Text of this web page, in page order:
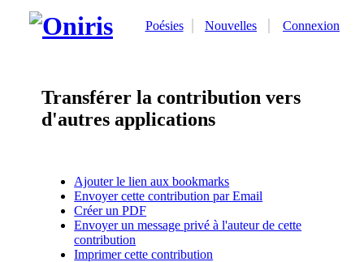
Poésies Nouvelles Connexion
Transférer la contribution vers
d'autres applications
Ajouter le lien aux bookmarks
Envoyer cette contribution par Email
Créer un PDF
Envoyer un message privé à l'auteur de cette
contribution
Imprimer cette contribution